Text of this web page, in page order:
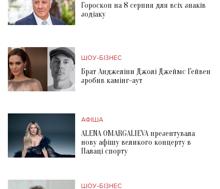
Гороскоп на 8 серпня для всіх знаків
зодіаку
ШОУ-БІЗНЕС
Брат Анджеліни Джолі Джеймс Гейвен
зробив камінг-аут
АФІША
ALENA OMARGALIEVA презентувала
нову афішу великого концерту в
Палаці спорту
ШОУ-БІЗНЕС